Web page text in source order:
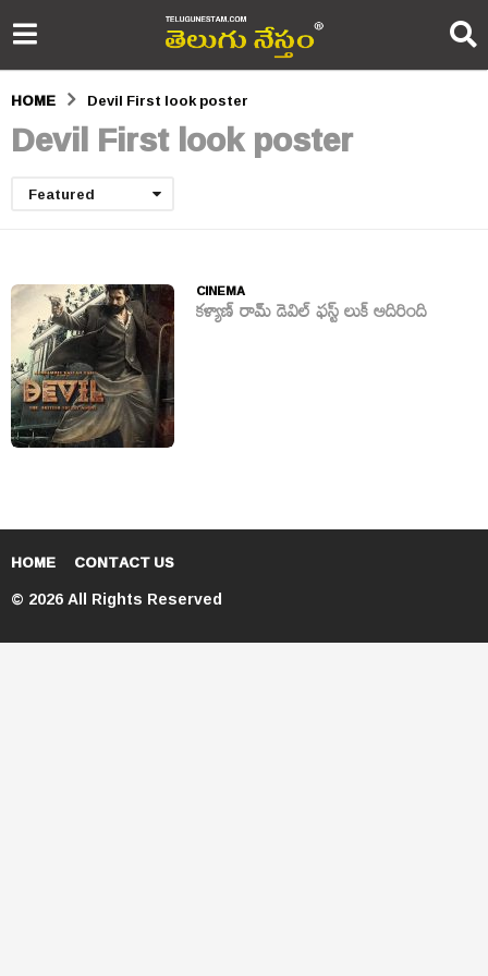
HOME Devil First look poster
Devil First look poster
Featured
CINEMA
కళ్యాణ్ రామ్ డెవిల్ ఫస్ట్ లుక్ అదిరింది
HOME CONTACT US
© 2026 All Rights Reserved